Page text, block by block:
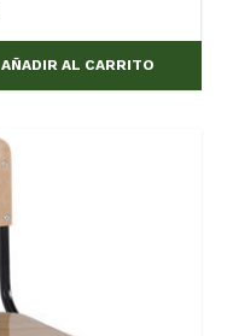
AÑADIR AL CARRITO